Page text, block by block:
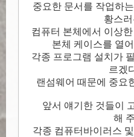
중요한 문서를 작업하
황스
컴퓨터 본체에서 이상
본체 케이스를 열
각종 프로그램 설치가
르겠
랜섬웨어 때문에 중요
앞서 얘기한 것들이
해
각종 컴퓨터바이러스